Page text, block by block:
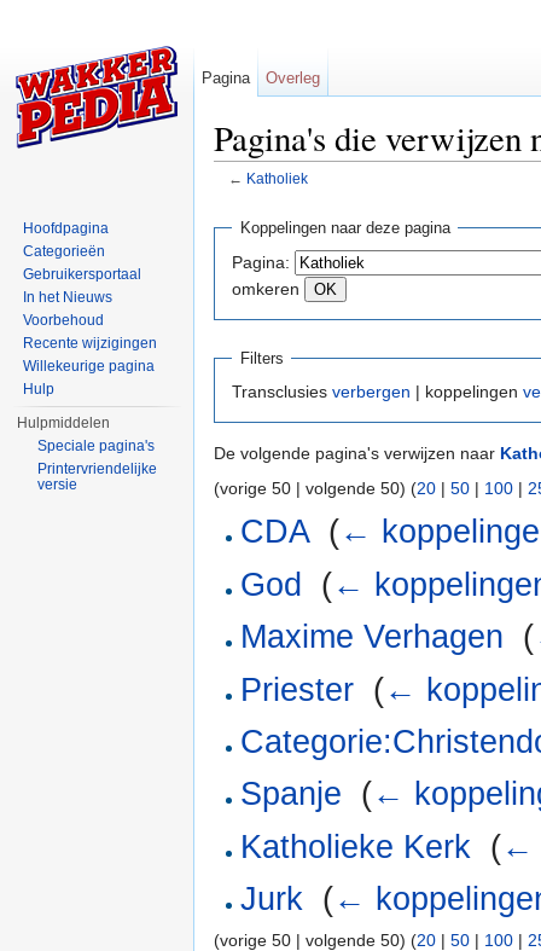
Pagina's die
← Katholiek
Koppelingen naar deze pagina
Pagina:
omkeren
Filters
Transclusies verbergen | koppelingen
De volgende pagina's verwijzen naar
(vorige 50 | volgende 50) (20 | 50 | 100 |
CDA‎ (←
God
(←
Maxime Verhagen (
Priester (←
Spanje (←
Katholieke Kerk (←
Jurk (←
(vorige 50 | volgende 50) (20 | 50 | 100 |
Pagina Overleg
Hoofdpagina
Categorieën
Gebruikersportaal
In het Nieuws
Voorbehoud
Recente wijzigingen
Willekeurige pagina
Hulp
Hulpmiddelen
Speciale pagina's
Printervriendelijke
versie